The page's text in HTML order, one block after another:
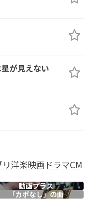
Dm7
が見えない
洋楽映画ドラマCM
動画プラス
「カポなし」の曲